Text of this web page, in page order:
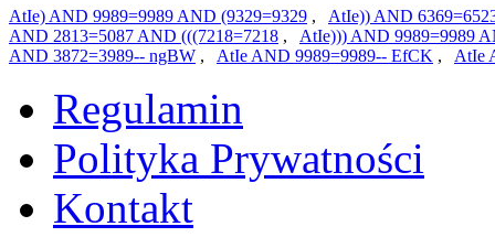
AtIe) AND 9989=9989 AND (9329=9329 , AtIe)) AND
AND 2813=5087 AND (((7218=7218 , AtIe))) AND 9989=9989
AND 3872=3989-- ngBW , AtIe AND 9989=9989-- EfCK , AtIe
Regulamin
Polityka Prywatności
Kontakt